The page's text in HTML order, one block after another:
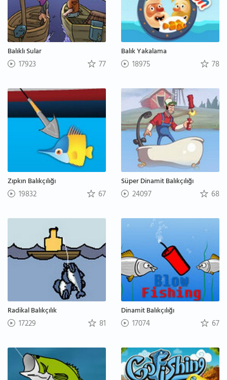
Balıklı Sular
17923 77
Balık Yakalama
18975 78
Zıpkın Balıkçılığı
19832 67
Süper Dinamit Balıkçılığı
24097 68
Radikal Balıkçılık
17229 81
Dinamit Balıkçılığı
17074 67